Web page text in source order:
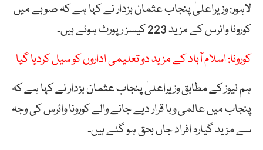
لاہور: وزیراعلیٰ پنجاب عثمان بزدار نے کہا ہے کہ صوبے میں
کورونا وائرس کے مزید 223 کیسز رپورٹ ہوئے ہیں۔
کورونا: اسلام آباد کے مزید دو تعلیمی اداروں کو سیل کردیا گیا
ہم نیوز کے مطابق وزیراعلیٰ پنجاب عثمان بزدار نے کہا ہے کہ
پنجاب میں عالمی وبا قرار دیے جانے والے کورونا وائرس کی وجہ
سے مزید گیارہ افراد جاں بحق ہو گئے ہیں۔